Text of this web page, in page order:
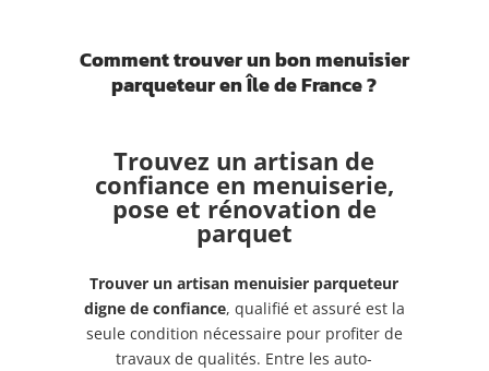
Comment trouver un bon menuisier
parqueteur en Île de France ?
Trouvez un artisan de
confiance en menuiserie,
pose et rénovation de
parquet
Trouver un artisan menuisier parqueteur
digne de confiance, qualifié et assuré est la
seule condition nécessaire pour profiter de
travaux de qualités. Entre les auto-